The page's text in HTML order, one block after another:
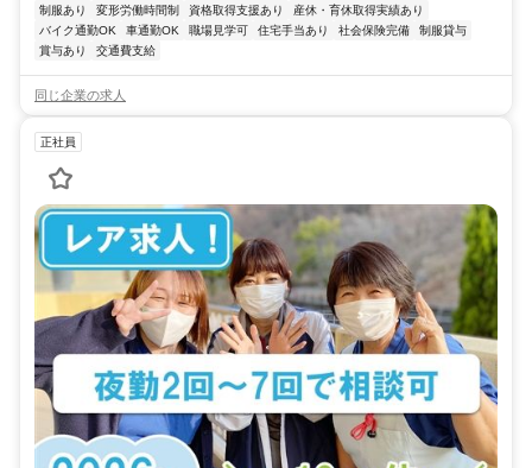
制服あり 変形労働時間制 資格取得支援あり
産休・育休取得実績あり
バイク通勤OK
車通勤OK 職場見学可 住宅手当あり 社会保険完備
制服貸与
賞与あり
交通費支給
同じ企業の求人
正社員